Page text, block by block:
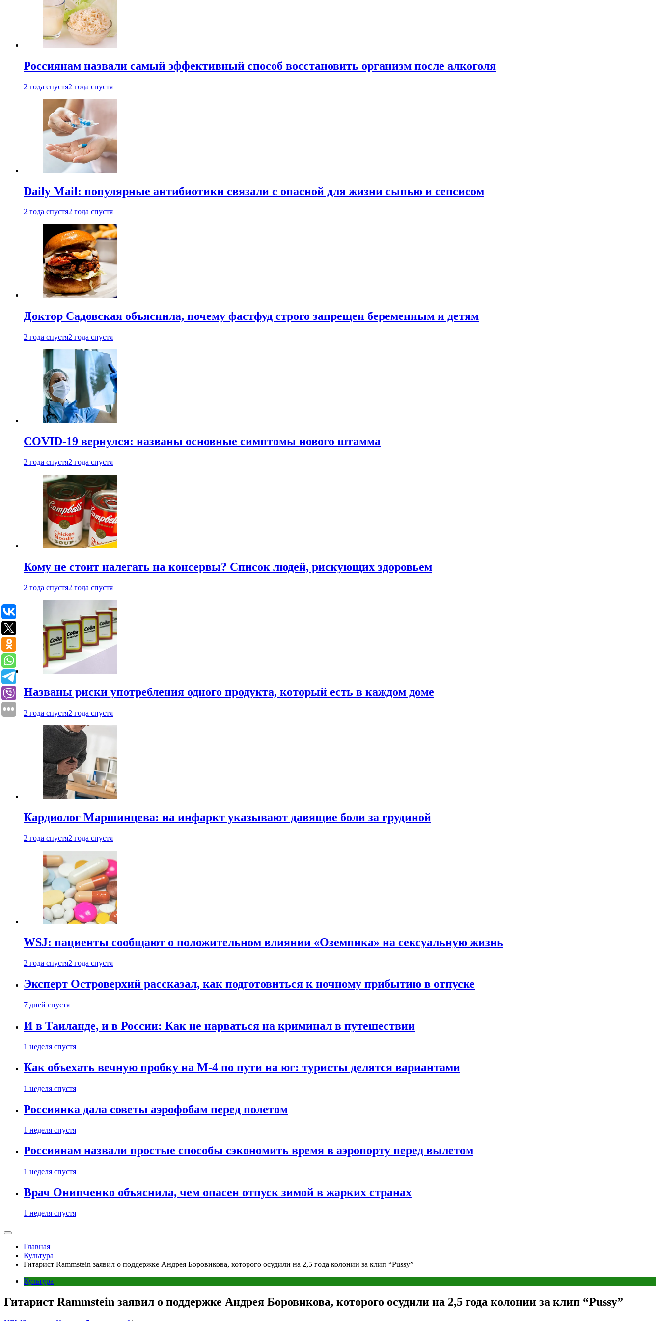
Россиянам назвали самый эффективный способ восстановить организм после алкоголя
2 года спустя2 года спустя
Daily Mail: популярные антибиотики связали с опасной для жизни сыпью и сепсисом
2 года спустя2 года спустя
Доктор Садовская объяснила, почему фастфуд строго запрещен беременным и детям
2 года спустя2 года спустя
COVID-19 вернулся: названы основные симптомы нового штамма
2 года спустя2 года спустя
Кому не стоит налегать на консервы? Список людей, рискующих здоровьем
2 года спустя2 года спустя
Названы риски употребления одного продукта, который есть в каждом доме
2 года спустя2 года спустя
Кардиолог Маршинцева: на инфаркт указывают давящие боли за грудиной
2 года спустя2 года спустя
WSJ: пациенты сообщают о положительном влиянии «Оземпика» на сексуальную жизнь
2 года спустя2 года спустя
Эксперт Островерхий рассказал, как подготовиться к ночному прибытию в отпуске
7 дней спустя
И в Таиланде, и в России: Как не нарваться на криминал в путешествии
1 неделя спустя
Как объехать вечную пробку на М-4 по пути на юг: туристы делятся вариантами
1 неделя спустя
Россиянка дала советы аэрофобам перед полетом
1 неделя спустя
Россиянам назвали простые способы сэкономить время в аэропорту перед вылетом
1 неделя спустя
Врач Онипченко объяснила, чем опасен отпуск зимой в жарких странах
1 неделя спустя
Главная
Культура
Гитарист Rammstein заявил о поддержке Андрея Боровикова, которого осудили на 2,5 года колонии за клип “Pussy”
Культура
Гитарист Rammstein заявил о поддержке Андрея Боровикова, которого осудили на 2,5 года колонии за клип “Pussy”